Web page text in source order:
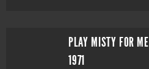
PLAY MISTY FOR ME
1971